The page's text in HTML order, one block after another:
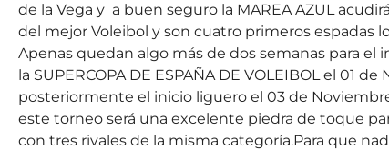
de la Vega y a buen seguro la MAREA AZUL
del mejor Voleibol y son cuatro primeros espadas
Apenas quedan algo más de dos semanas para
la SUPERCOPA DE ESPAÑA DE VOLEIBOL el 01
posteriormente el inicio liguero el 03 de
este torneo será una excelente piedra de toque
con tres rivales de la misma categoría.Para que